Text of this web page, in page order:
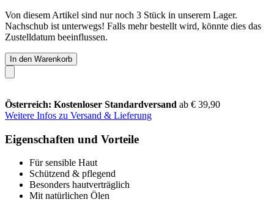
Von diesem Artikel sind nur noch 3 Stück in unserem Lager.
Nachschub ist unterwegs! Falls mehr bestellt wird, könnte dies das
Zustelldatum beeinflussen.
In den Warenkorb
Österreich: Kostenloser Standardversand ab € 39,90
Weitere Infos zu Versand & Lieferung
Eigenschaften und Vorteile
Für sensible Haut
Schützend & pflegend
Besonders hautverträglich
Mit natürlichen Ölen